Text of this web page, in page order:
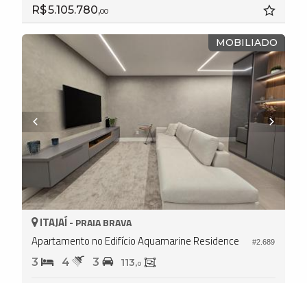
R$ 5.105.780,00
MOBILIADO
#2.689
ITAJAÍ - PRAIA BRAVA
Apartamento no Edifício Aquamarine Residence
3 4 3 113,0